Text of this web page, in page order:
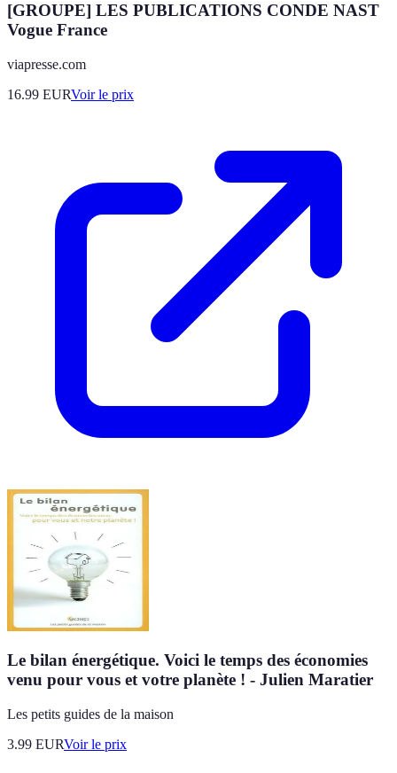
[GROUPE] LES PUBLICATIONS CONDE NAST
Vogue France
viapresse.com
16.99 EURVoir le prix
Le bilan énergétique. Voici le temps des économies
venu pour vous et votre planète ! - Julien Maratier
Les petits guides de la maison
3.99 EURVoir le prix